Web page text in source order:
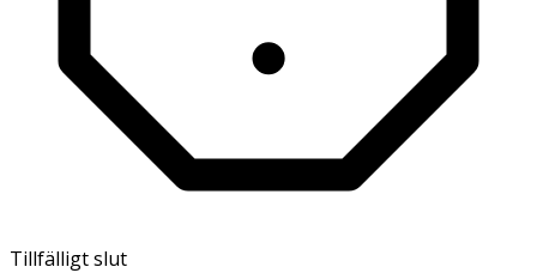
Tillfälligt slut